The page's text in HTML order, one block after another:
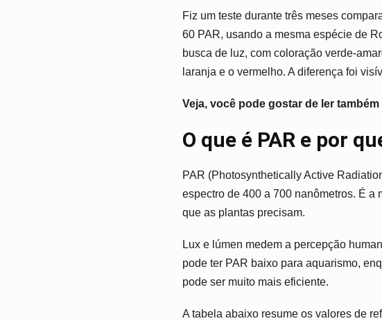
Fiz um teste durante três meses
60 PAR, usando a mesma espécie de
busca de luz, com coloração verde-
laranja e o vermelho. A diferença foi
Veja, você pode gostar de ler
O que é PAR e por
PAR (Photosynthetically Active
espectro de 400 a 700 nanômetros. É a
que as plantas precisam.
Lux e lúmen medem a percepção
pode ter PAR baixo para aquarismo,
pode ser muito mais eficiente.
A tabela abaixo resume os valores de